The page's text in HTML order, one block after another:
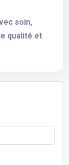
soin,
qualité et